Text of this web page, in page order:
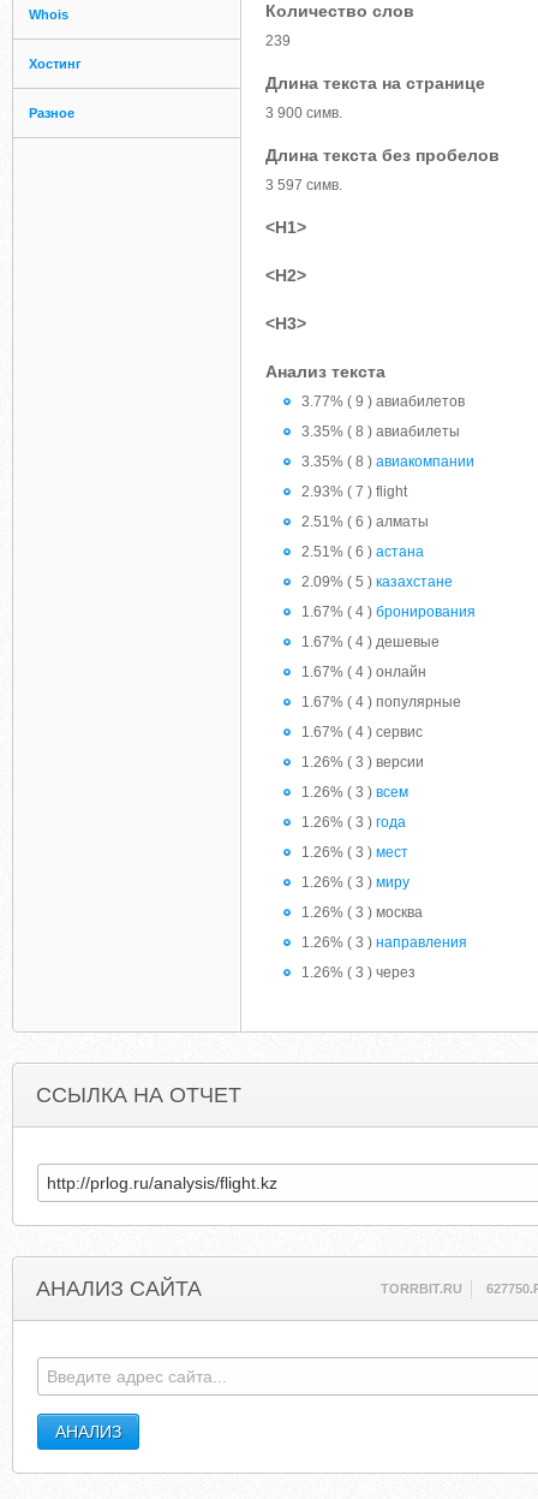
Whois
Хостинг
Разное
Количество слов
239
Длина текста на странице
3 900 симв.
Длина текста без пробелов
3 597 симв.
<H1>
<H2>
<H3>
Анализ текста
3.77% ( 9 ) авиабилетов
3.35% ( 8 ) авиабилеты
3.35% ( 8 ) авиакомпании
2.93% ( 7 ) flight
2.51% ( 6 ) алматы
2.51% ( 6 ) астана
2.09% ( 5 ) казахстане
1.67% ( 4 ) бронирования
1.67% ( 4 ) дешевые
1.67% ( 4 ) онлайн
1.67% ( 4 ) популярные
1.67% ( 4 ) сервис
1.26% ( 3 ) версии
1.26% ( 3 ) всем
1.26% ( 3 ) года
1.26% ( 3 ) мест
1.26% ( 3 ) миру
1.26% ( 3 ) москва
1.26% ( 3 ) направления
1.26% ( 3 ) через
ССЫЛКА НА ОТЧЕТ
АНАЛИЗ САЙТА TORRBIT.RU